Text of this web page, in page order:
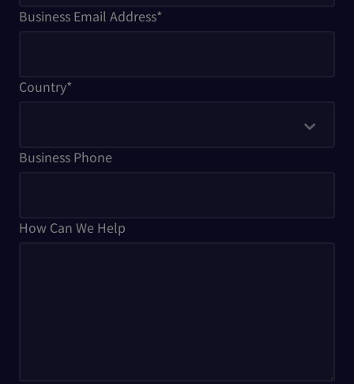
Business Email Address*
Country*
Business Phone
How Can We Help